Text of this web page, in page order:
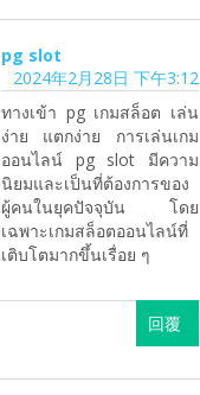
pg slot
2024年2月28日 下午3:12
ทางเข้า pg เกมสล็อต เล่น
ง่าย แตกง่าย การเล่นเกม
ออนไลน์ pg slot มีความ
นิยมและเป็นที่ต้องการของ
ผู้คนในยุคปัจจุบัน โดย
เฉพาะเกมสล็อตออนไลน์ที่
เติบโตมากขึ้นเรื่อย ๆ
回覆